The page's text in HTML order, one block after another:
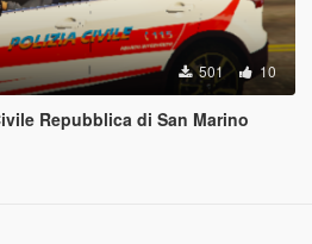
501 10
Repubblica di San Marino